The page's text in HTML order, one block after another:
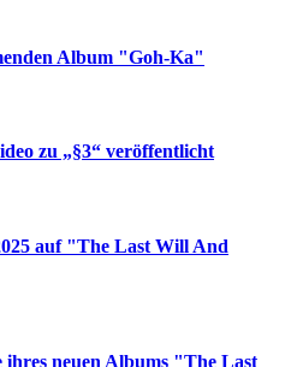
Album "Goh-Ka"
zu „§3“ veröffentlicht
auf "The Last Will And
ihres neuen Albums "The Last